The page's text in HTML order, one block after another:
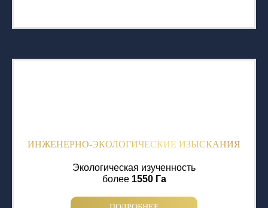
ИНЖЕНЕРНО-ЭКОЛОГИЧЕСКИЕ ИЗЫСКАНИЯ
Экологическая изученность
более 1550 Га